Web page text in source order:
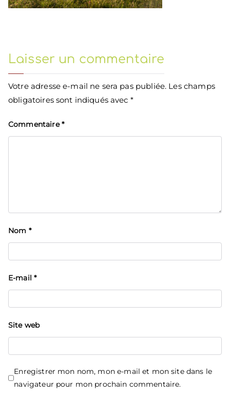
Laisser un commentaire
Votre adresse e-mail ne sera pas publiée. Les champs
obligatoires sont indiqués avec *
Commentaire*
Nom *
E-mail*
Site web
Enregistrer mon nom, mon e-mail et mon site dans le
navigateur pour mon prochain commentaire.